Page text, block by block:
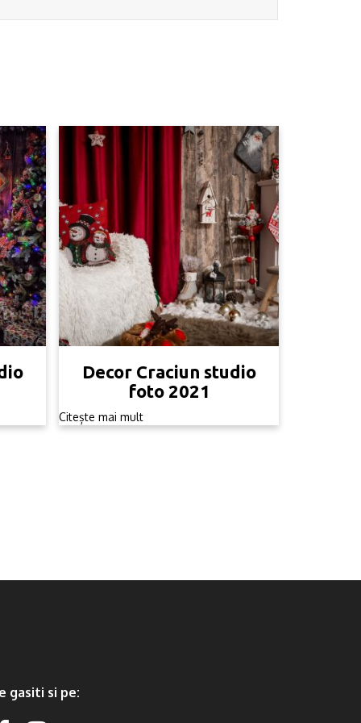
Decor Craciun studio
foto 2021
Citește mai mult
gasiti si pe: